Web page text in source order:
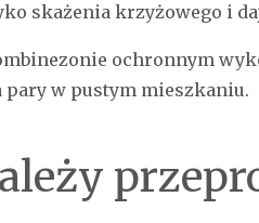
skażenia krzyżowego i